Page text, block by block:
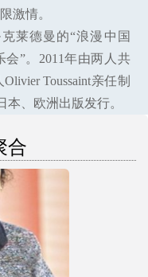
激情。
莱德曼的“浪漫中国
”。2011年由两人共
Toussaint亲任制
、欧洲出版发行。
合